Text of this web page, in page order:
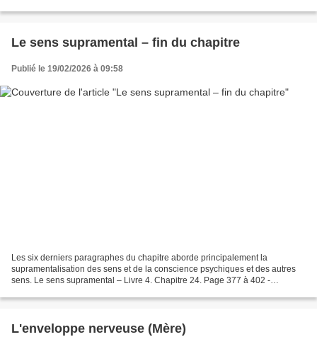
Le sens supramental – fin du chapitre
Publié le 19/02/2026 à 09:58
Les six derniers paragraphes du chapitre aborde principalement la
supramentalisation des sens et de la conscience psychiques et des autres
sens. Le sens supramental – Livre 4. Chapitre 24. Page 377 à 402 -
L'enveloppe nerveuse (Mère)